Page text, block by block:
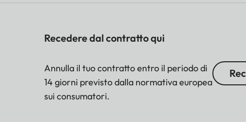
Recedere dal contratto qui
Annulla il tuo contratto entro il periodo di
14 giorni previsto dalla normativa europea
sui consumatori.